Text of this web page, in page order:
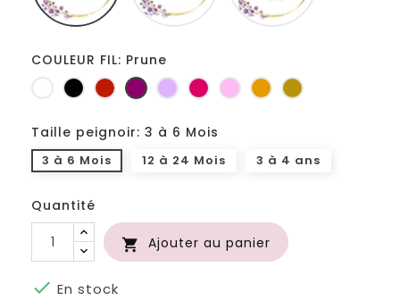
COULEUR FIL: Prune
BlancNoir RougePruneLilasFuchsia
RoseJaune
d'or
Or
Taille peignoir: 3 à 6 Mois
3 à 6 Mois 12 à 24 Mois 3 à 4 ans
Quantité
 Ajouter au panier
 En stock